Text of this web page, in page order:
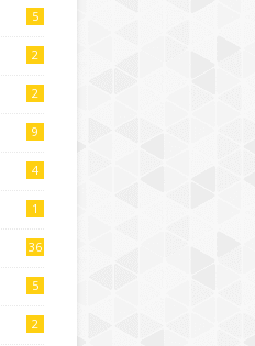
5
2
2
9
4
1
36
5
2